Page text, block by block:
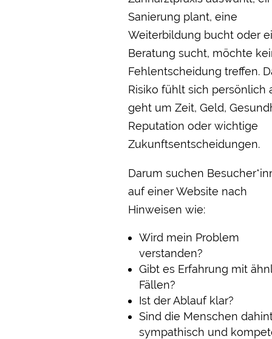
Sanierung plant, eine
Weiterbildung bucht oder
Beratung sucht, möchte
Fehlentscheidung treffen.
Risiko fühlt sich persönlich
geht um Zeit, Geld,
Reputation oder wichtige
Zukunftsentscheidungen.
Darum suchen
auf einer Website nach
Hinweisen wie:
Wird mein Problem
verstanden?
Gibt es Erfahrung mit
Fällen?
Ist der Ablauf klar?
Sind die Menschen
sympathisch und